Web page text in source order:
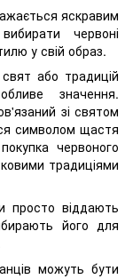
яскравим
червоні
у свій образ.
або традицій
значення.
зі святом
символом щастя
червоного
традиціями
просто віддають
його для
можуть бути